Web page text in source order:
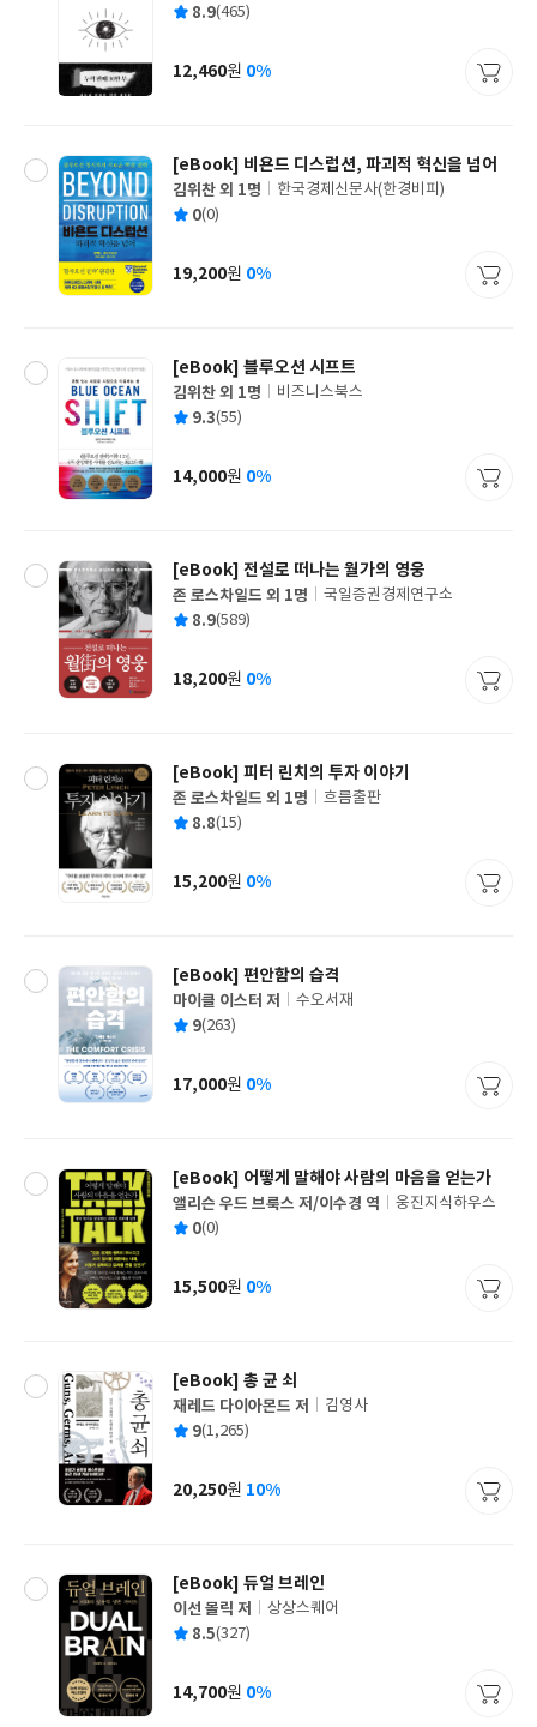
쓴
출
사
평 8.9(465)
가
12,460원 0%
[eBook] 비욘드 디스럽션, 파괴적 혁신을 넘어
글
쓴
김위찬 외 1명
출
사
한국경제신문사(한경비피)
평 0(0)
가
19,200원 0%
[eBook] 블루오션 시프트
글
쓴
김위찬 외 1명
출
사
비즈니스북스
평 9.3(55)
가
14,000원 0%
[eBook] 전설로 떠나는 월가의 영웅
글
쓴
존 로스차일드 외 1명
출
사
국일증권경제연구소
평 8.9(589)
가
18,200원 0%
[eBook] 피터 린치의 투자 이야기
글
쓴
존 로스차일드 외 1명
출
사
흐름출판
평 8.8(15)
가
15,200원 0%
[eBook] 편안함의 습격
글
쓴
마이클 이스터 저
출
사
수오서재
평 9(263)
가
17,000원 0%
[eBook] 어떻게 말해야 사람의 마음을 얻는가
글
쓴
앨리슨 우드 브룩스 저/이수경 역
출
사
웅진지식하우스
평 0(0)
가
15,500원 0%
[eBook] 총 균 쇠
글
쓴
재레드 다이아몬드 저
출
사
김영사
평 9(1,265)
가
20,250원 10%
[eBook] 듀얼 브레인
글
쓴
이선 몰릭 저
출
사
상상스퀘어
평 8.5(327)
가
14,700원 0%